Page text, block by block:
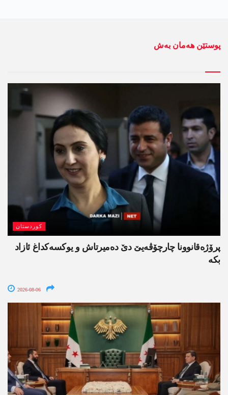
پوستێن ھەمان بەش
کوردستان
پرۆژەقانوونا چارچۆڤەیێ دێ دەمیرتاش و یوکسەکداغ ئازاد
بکە
2026-08-06